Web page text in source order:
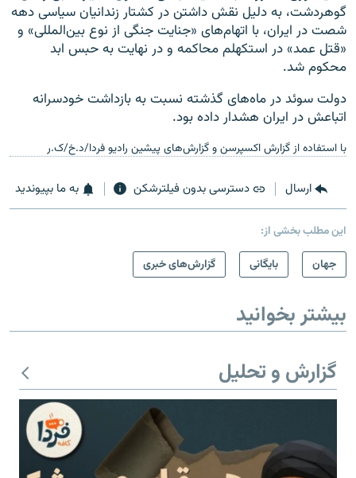
گوهردشت، به دلیل نقش داشتن در کشتار زندانیان سیاسی دهه
شصت در ایران، با اتهام‌های «جنایت جنگی از نوع بین‌المللی» و
«قتل عمد» در استکهلم محاکمه و در نهایت به حبس ابد
محکوم شد.
دولت سوئد در ماه‌های گذشته نسبت به بازداشت خودسرانه
اتباعش در ایران هشدار داده بود.
با استفاده از گزارش اکسپرسن و گزارش‌های پیشین رادیو فردا/د.خ/ک.ر
ارسال دسترسی بدون فیلترشکن به ما بپیوندید
این مطلب بخشی از:
جهان
بایگانی گزارش‌های خبری
بیشتر بخوانید
گزارش و تحلیل